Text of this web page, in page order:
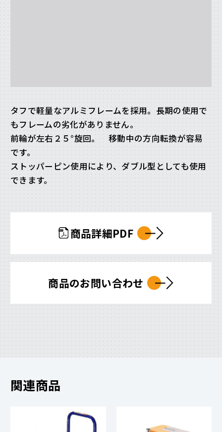
タフで軽量なアルミフレームを採用。長期の使用で
もフレームの劣化がありません。
前輪が左右２５°旋回。 移動中の方向転換が容易
です。
ストッパーピン使用により、ダブル型としても使用
できます。
商品詳細PDF
商品のお問い合わせ
関連商品